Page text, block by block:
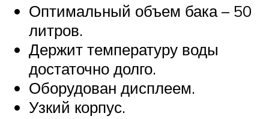
Оптимальный объем бака – 50
литров.
Держит температуру воды
достаточно долго.
Оборудован дисплеем.
Узкий корпус.